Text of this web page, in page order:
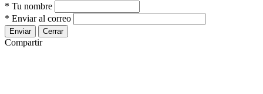
* Tu nombre
* Enviar al correo
Compartir